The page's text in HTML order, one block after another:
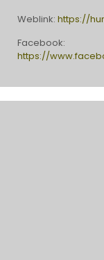
Weblink: https://
Facebook:
https://